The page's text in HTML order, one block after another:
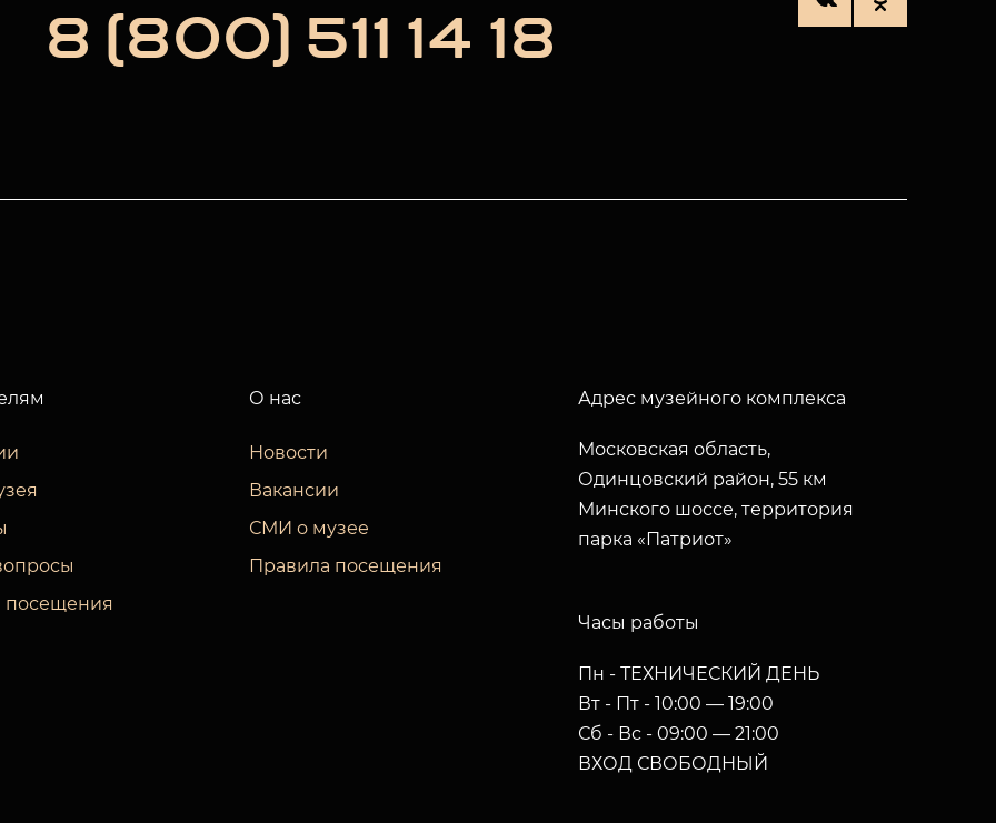
8 (800) 511 14 18
посещения
О нас
Новости
Вакансии
СМИ о музее
Правила посещения
Адрес музейного комплекса
Московская область,
Одинцовский район, 55 км
Минского шоссе, территория
парка «Патриот»
Часы работы
Пн - ТЕХНИЧЕСКИЙ ДЕНЬ
Вт - Пт - 10:00 — 19:00
Сб - Вс - 09:00 — 21:00
ВХОД СВОБОДНЫЙ